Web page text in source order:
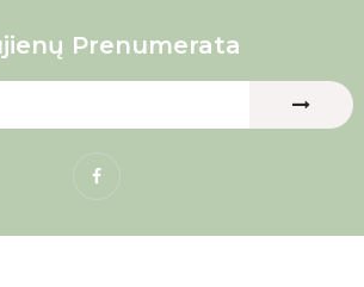
Prenumerata